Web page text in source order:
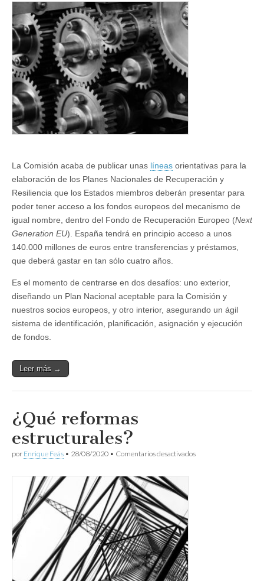
La Comisión acaba de publicar unas líneas orientativas para la
elaboración de los Planes Nacionales de Recuperación y
Resiliencia que los Estados miembros deberán presentar para
poder tener acceso a los fondos europeos del mecanismo de
igual nombre, dentro del Fondo de Recuperación Europeo (Next
Generation EU). España tendrá en principio acceso a unos
140.000 millones de euros entre transferencias y préstamos,
que deberá gastar en tan sólo cuatro años.
Es el momento de centrarse en dos desafíos: uno exterior,
diseñando un Plan Nacional aceptable para la Comisión y
nuestros socios europeos, y otro interior, asegurando un ágil
sistema de identificación, planificación, asignación y ejecución
de fondos.
Leer más →
¿Qué reformas
estructurales?
por Enrique Feás • 28/08/2020 • Comentarios desactivadosen